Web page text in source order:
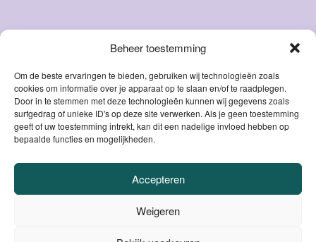
Beheer toestemming
Om de beste ervaringen te bieden, gebruiken wij technologieën zoals
cookies om informatie over je apparaat op te slaan en/of te raadplegen.
Door in te stemmen met deze technologieën kunnen wij gegevens zoals
surfgedrag of unieke ID's op deze site verwerken. Als je geen toestemming
geeft of uw toestemming intrekt, kan dit een nadelige invloed hebben op
bepaalde functies en mogelijkheden.
Accepteren
Weigeren
Snacks
Droog
voer
Accessoires
Over ons
Blog
Contact
Mijn account
Privacybeleid / Algemene voorwaarden /